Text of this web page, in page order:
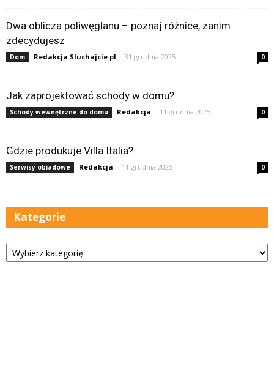
Dwa oblicza poliwęglanu – poznaj różnice, zanim
zdecydujesz
Dom Redakcja Sluchajcie.pl - 31 grudnia 2025 0
Jak zaprojektować schody w domu?
Schody wewnętrzne do domu Redakcja - 11 grudnia 2025 0
Gdzie produkuje Villa Italia?
Serwisy obiadowe Redakcja - 11 grudnia 2025 0
Kategorie
Kategorie